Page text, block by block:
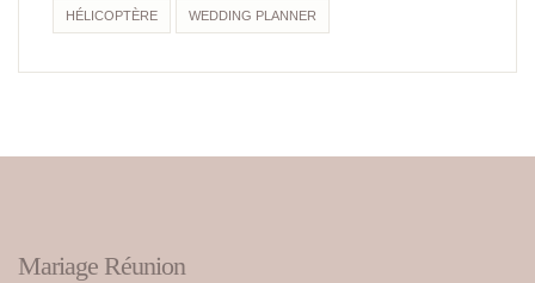
HÉLICOPTÈRE WEDDING PLANNER
Mariage Réunion